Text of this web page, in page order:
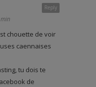
Reply
chouette de voir
caennaises
tu dois te
de